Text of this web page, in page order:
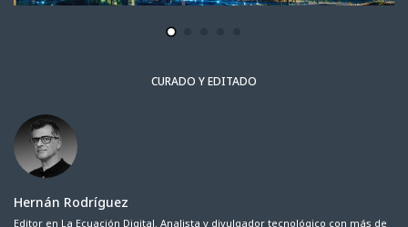
CURADO Y EDITADO
Hernán Rodríguez
Editor en La Ecuación Digital. Analista y divulgador tecnológico con más de